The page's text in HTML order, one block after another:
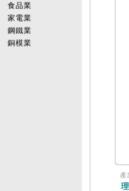
食品業
家電業
鋼鐵業
銅模業
產
理